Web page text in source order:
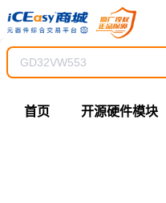
首页 开源硬件模块